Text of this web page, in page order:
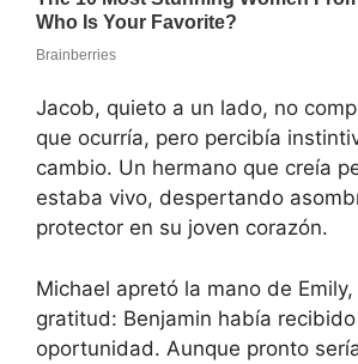
Jacob, quieto a un lado, no
que ocurría, pero percibía
cambio. Un hermano que creía
estaba vivo, despertando
protector en su joven corazón.
Michael apretó la mano de
gratitud: Benjamin había
oportunidad. Aunque pronto